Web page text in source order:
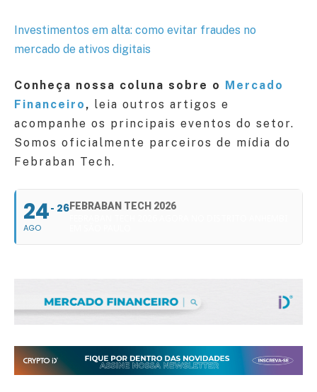
Investimentos em alta: como evitar fraudes no
mercado de ativos digitais
Conheça nossa coluna sobre o
Mercado
Financeiro , leia outros artigos e
acompanhe os principais eventos do setor.
Somos oficialmente parceiros de mídia do
Febraban Tech.
24
AGO
26FEBRABAN TECH 2026